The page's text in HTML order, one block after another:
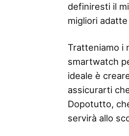
definiresti il
migliori
Tratteniamo i
smartwatch
ideale è
assicurarti
Dopotutto,
servirà allo